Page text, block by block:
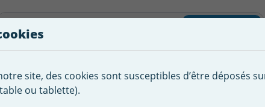
de Robot
Piscine
Chauffage & Couverture Autour de la
site, des cookies sont susceptibles d’être déposés
ou tablette).